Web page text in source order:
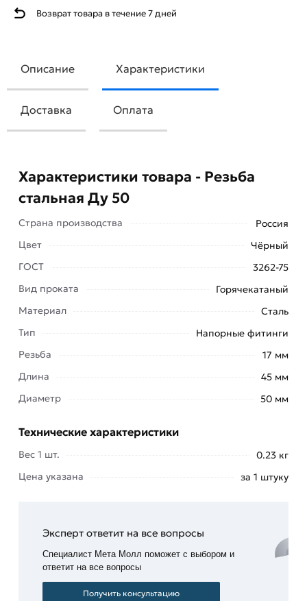
Возврат товара в течение 7 дней
Описание Характеристики
Доставка Оплата
Резьба стальная Ду 50 используется для ремонта
или сборки уже готовых водопроводных и
Кроме того, использование резьб позволяет
создать нестандартные тузлы трубопровода.
Продукция отличается высоким качеством и
Резьба стальная изготавливается из труб ГОСТ
3262-75. Их разрезают на необходимые размеры
в зависимости от диаметра трубы и нарезается
Примечание: резьба нарезается только с одной
Характеристики товара - Резьба
стальная Ду 50
Страна производства
Россия
Цвет
Чёрный
ГОСТ
3262-75
Вид проката
Горячекатаный
Материал
Сталь
Тип
Напорные фитинги
Резьба
17 мм
Длина
45 мм
Диаметр
50 мм
Технические характеристики
Вес 1 шт.
0.23 кг
Цена указана
за 1 штуку
Эксперт ответит на все вопросы
Специалист Мета Молл поможет с выбором и
ответит на все вопросы
Получить консультацию